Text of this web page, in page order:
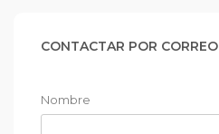
CONTACTAR POR CORREO
Nombre